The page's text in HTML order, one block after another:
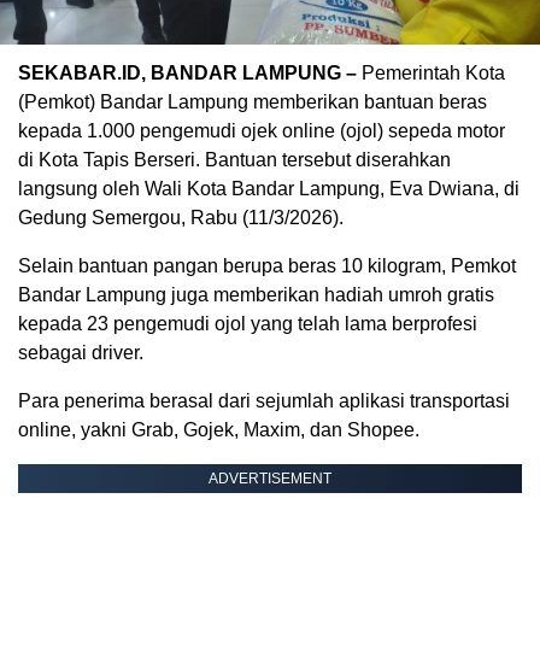
SEKABAR.ID, BANDAR LAMPUNG – Pemerintah Kota
(Pemkot) Bandar Lampung memberikan bantuan beras
kepada 1.000 pengemudi ojek online (ojol) sepeda motor
di Kota Tapis Berseri. Bantuan tersebut diserahkan
langsung oleh Wali Kota Bandar Lampung, Eva Dwiana, di
Gedung Semergou, Rabu (11/3/2026).
Selain bantuan pangan berupa beras 10 kilogram, Pemkot
Bandar Lampung juga memberikan hadiah umroh gratis
kepada 23 pengemudi ojol yang telah lama berprofesi
sebagai driver.
Para penerima berasal dari sejumlah aplikasi transportasi
online, yakni Grab, Gojek, Maxim, dan Shopee.
ADVERTISEMENT